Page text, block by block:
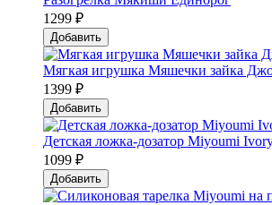
1299 ₽
Добавить
Мягкая игрушка Мяшечки зайка
1399 ₽
Добавить
Детская ложка-дозатор Мiyoumi
1099 ₽
Добавить